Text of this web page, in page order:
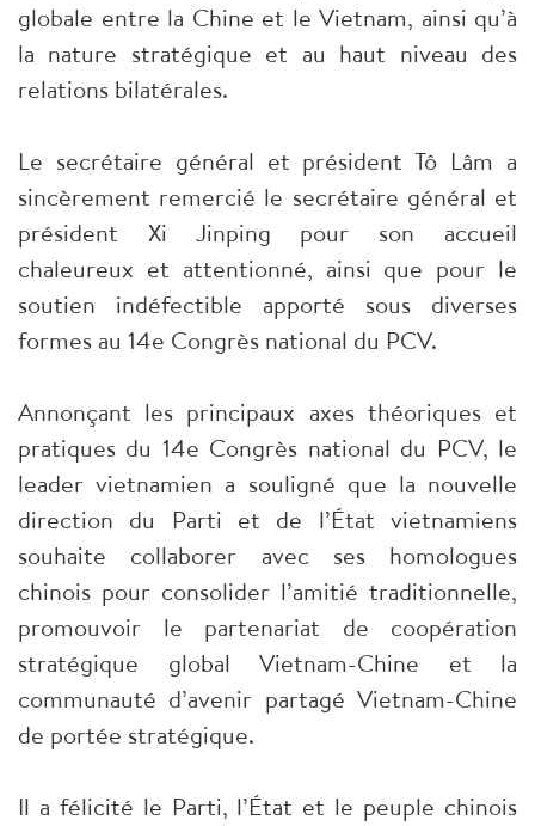
globale entre la Chine et le Vietnam, ainsi qu’à
la nature stratégique et au haut niveau des
relations bilatérales.
Le secrétaire général et président Tô Lâm a
sincèrement remercié le secrétaire général et
président Xi Jinping pour son accueil
chaleureux et attentionné, ainsi que pour le
soutien indéfectible apporté sous diverses
formes au 14e Congrès national du PCV.
Annonçant les principaux axes théoriques et
pratiques du 14e Congrès national du PCV, le
leader vietnamien a souligné que la nouvelle
direction du Parti et de l’État vietnamiens
souhaite collaborer avec ses homologues
chinois pour consolider l’amitié traditionnelle,
promouvoir le partenariat de coopération
stratégique global Vietnam-Chine et la
communauté d’avenir partagé Vietnam-Chine
de portée stratégique.
Il a félicité le Parti, l’État et le peuple chinois